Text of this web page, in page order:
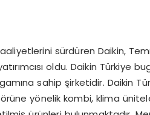
sürdüren Daikin,
oldu. Daikin Türkiye
sahip şirketidir. Daikin
yönelik kombi, klima